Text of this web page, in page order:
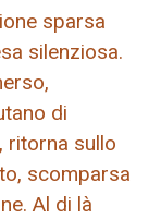
sparsa
silenziosa.
di
ritorna sullo
scomparsa
Al di là